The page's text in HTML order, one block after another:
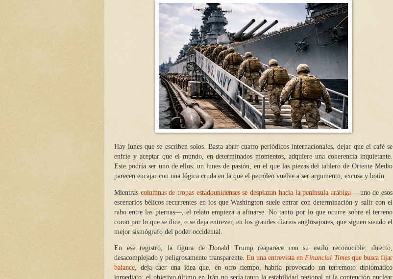
Hay lunes que se escriben solos. Basta abrir cuatro periódicos internacionales, dejar que el café se
enfríe y aceptar que el mundo, en determinados momentos, adquiere una coherencia inquietante.
Este podría ser uno de ellos: un lunes de pasión, en el que las piezas del tablero de Oriente Medio
parecen encajar con una lógica cruda en la que el petróleo vuelve a ser argumento, excusa y botín.
Mientras columnas de tropas estadounidenses se desplazan hacia la península arábiga—uno de esos
escenarios bélicos recurrentes en los que Washington suele entrar con determinación y salir con el
rabo entre las piernas—, el relato empieza a afinarse. No tanto por lo que ocurre sobre el terreno
como por lo que se dice, o se deja entrever, en los grandes diarios anglosajones, que siguen siendo el
mejor sismógrafo del poder occidental.
En ese registro, la figura de Donald Trump reaparece con su estilo reconocible: directo,
desacomplejado y peligrosamente transparente. En una entrevista enFinancial Timesque busca fijar
balance, deja caer una idea que, en otro tiempo, habría provocado un terremoto diplomático
inmediato: el objetivo último en Irán no sería tanto la estabilidad regional ni la contención nuclear